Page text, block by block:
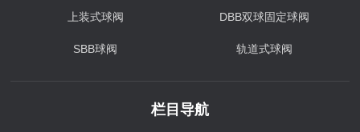
上装式球阀 DBB双球固定球阀
SBB球阀 轨道式球阀
栏目导航